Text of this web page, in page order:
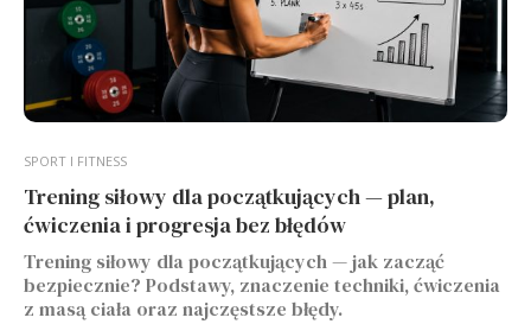
SPORT I FITNESS
Trening siłowy dla początkujących — plan,
ćwiczenia i progresja bez błędów
Trening siłowy dla początkujących — jak zacząć
bezpiecznie? Podstawy, znaczenie techniki, ćwiczenia
z masą ciała oraz najczęstsze błędy.